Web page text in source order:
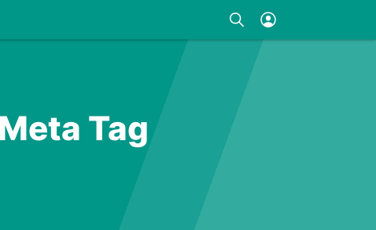
Tag